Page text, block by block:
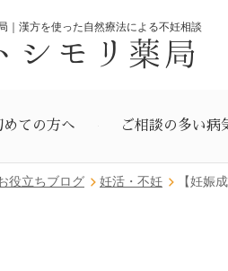
｜漢方を使った自然療法による不妊相談
シモリ薬局
めての方へ ご相談の多い病
役立ちブログ 妊活・不妊 【妊娠